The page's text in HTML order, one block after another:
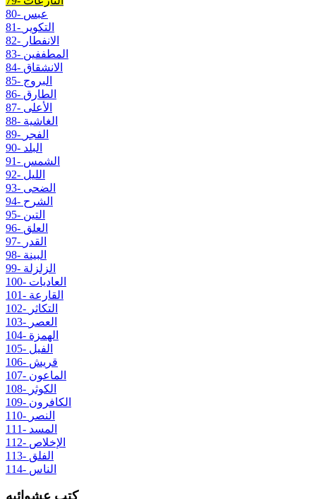
80- عبس
81- التكوير
82- الانفطار
83- المطففين
84- الانشقاق
85- البروج
86- الطارق
87- الأعلى
88- الغاشية
89- الفجر
90- البلد
91- الشمس
92- الليل
93- الضحى
94- الشرح
95- التين
96- العلق
97- القدر
98- البينة
99- الزلزلة
100- العاديات
101- القارعة
102- التكاثر
103- العصر
104- الهمزة
105- الفيل
106- قريش
107- الماعون
108- الكوثر
109- الكافرون
110- النصر
111- المسد
112- الإخلاص
113- الفلق
114- الناس